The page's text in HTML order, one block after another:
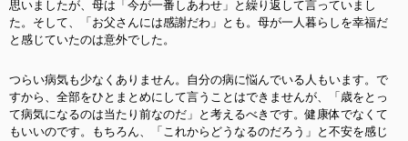
思いましたが、母は「今が一番しあわせ」と繰り返して言っていまし
た。そして、「お父さんには感謝だわ」とも。母が一人暮らしを幸福だ
と感じていたのは意外でした。
つらい病気も少なくありません。自分の病に悩んでいる人もいます。で
すから、全部をひとまとめにして言うことはできませんが、「歳をとっ
て病気になるのは当たり前なのだ」と考えるべきです。健康体でなくて
もいいのです。もちろん、「これからどうなるのだろう」と不安を感じ